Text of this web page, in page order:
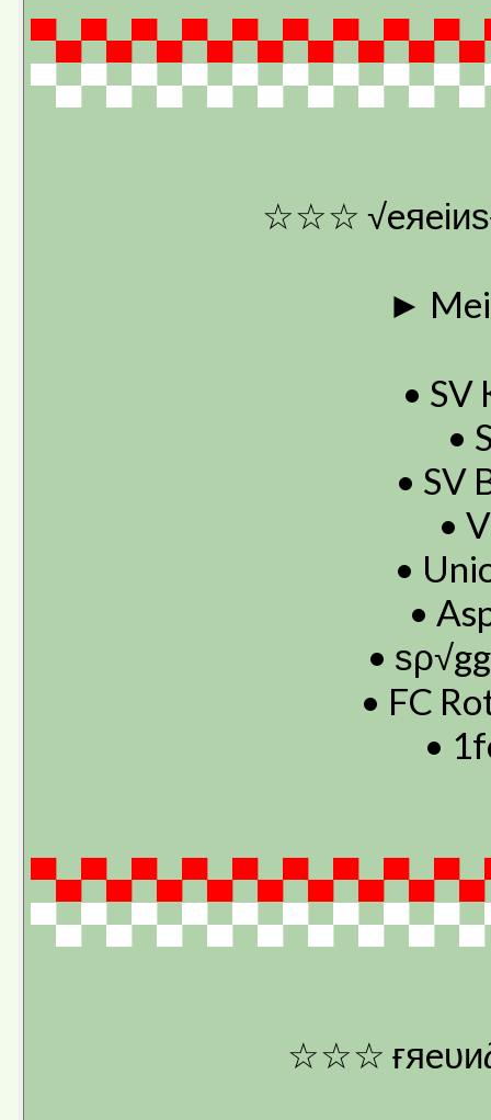
☆☆☆
►
• SV
•
• SV
•
•
•
•
• FC
•
☆☆☆